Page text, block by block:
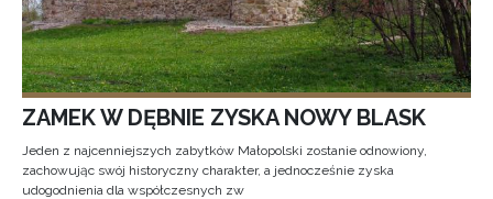
ZAMEK W DĘBNIE ZYSKA NOWY BLASK
Jeden z najcenniejszych zabytków Małopolski zostanie odnowiony,
zachowując swój historyczny charakter, a jednocześnie zyska
udogodnienia dla współczesnych zw